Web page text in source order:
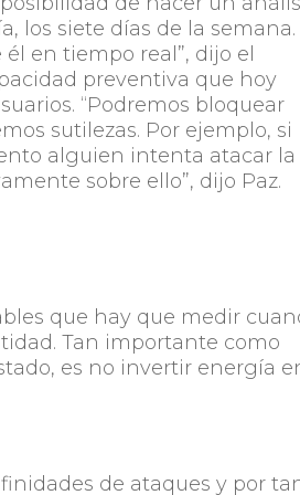
los siete días de la semana.
en tiempo real”, dijo el
preventiva que hoy
“Podremos bloquear
sutilezas. Por ejemplo, si
alguien intenta atacar la
sobre ello”, dijo Paz.
que hay que medir
Tan importante como
es no invertir energía
de ataques y por